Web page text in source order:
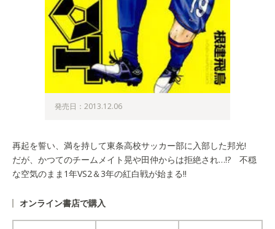
発売日：2013.12.06
再起を誓い、満を持して東条高校サッカー部に入部した邦光!
だが、かつてのチームメイト晃や田仲からは拒絶され…!? 不穏
な空気のまま1年VS2＆3年の紅白戦が始まる!!
オンライン書店で購入